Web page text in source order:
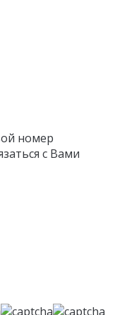
номер
с Вами